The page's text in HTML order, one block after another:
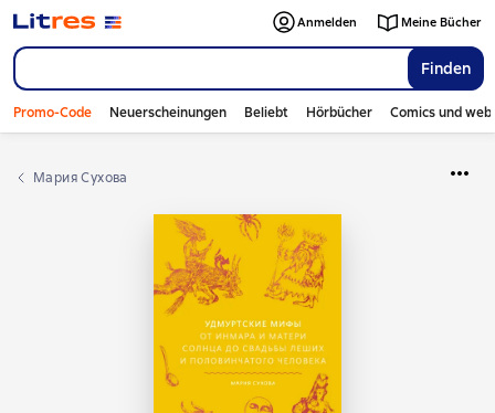
Finden
Anmelden Meine Bücher
Promo-Code Neuerscheinungen Beliebt Hörbücher Comics und
Мария Сухова